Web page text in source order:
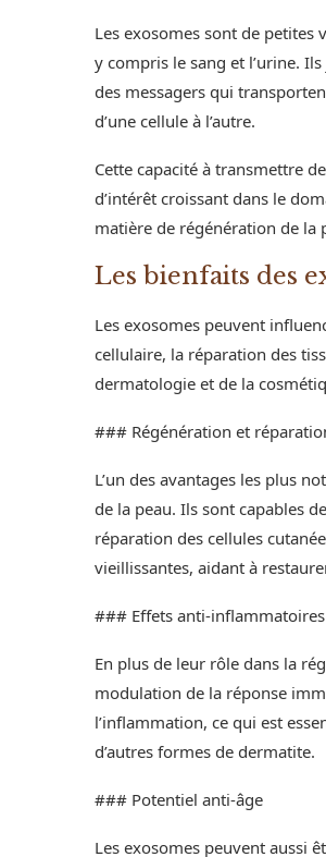
Les exosomes sont de petites
y compris le sang et l’urine.
des messagers qui
d’une cellule à l’autre.
Cette capacité à transmettre
d’intérêt croissant dans le
matière de régénération de la
Les bienfaits des
Les exosomes peuvent
cellulaire, la réparation des
dermatologie et de la
### Régénération et
L’un des avantages les plus
de la peau. Ils sont capables
réparation des cellules
vieillissantes, aidant à
### Effets anti-inflammatoires
En plus de leur rôle dans la
modulation de la réponse
l’inflammation, ce qui est
d’autres formes de dermatite.
### Potentiel anti-âge
Les exosomes peuvent aussi